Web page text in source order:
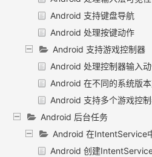
Android 支持键盘导航
Android 处理按键动作
Android 支持游戏控制器
Android 处理控制器输入
Android 在不同的系统版本
Android 支持多个游戏控
Android 后台任务
Android 在IntentService
Android 创建